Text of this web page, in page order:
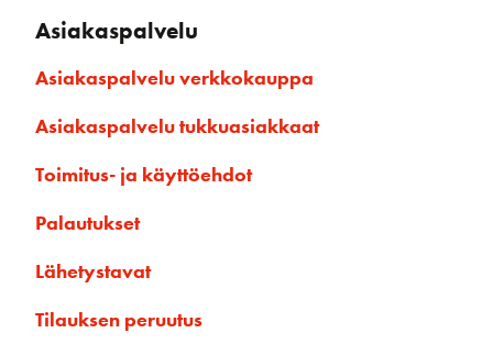
Asiakaspalvelu
Asiakaspalvelu verkkokauppa
Asiakaspalvelu tukkuasiakkaat
Toimitus- ja käyttöehdot
Palautukset
Lähetystavat
Tilauksen peruutus